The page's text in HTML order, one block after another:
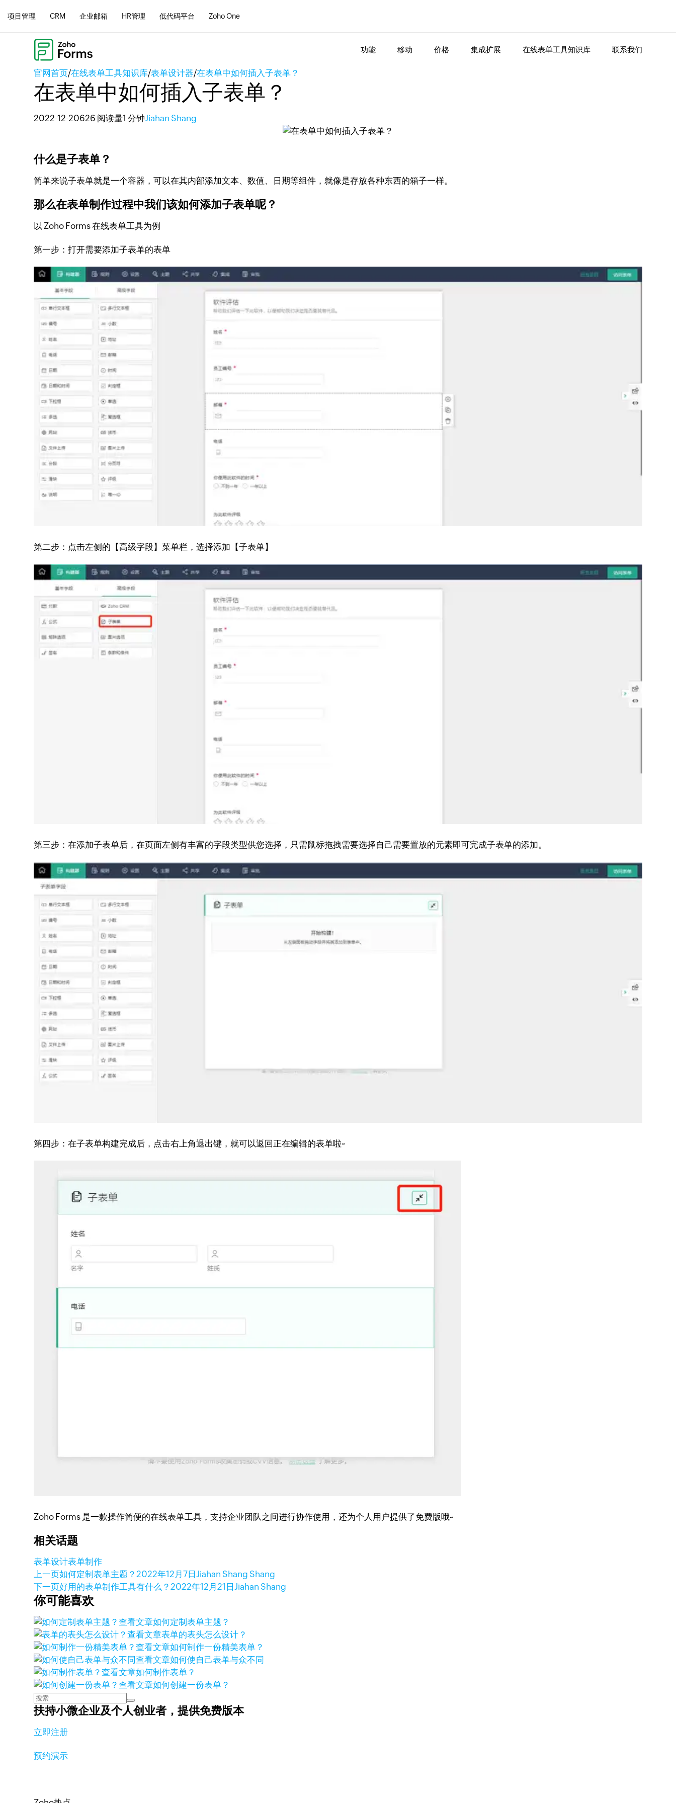
项目管理 CRM 企业邮箱 HR管理 低代码平台 Zoho One
功能 移动 价格 集成扩展 在线表单工具知识库 联系我们
官网首页/在线表单工具知识库/表单设计器/在表单中如何插入子表单？
在表单中如何插入子表单？
2022-12-20626 阅读量1 分钟Jiahan Shang
什么是子表单？
简单来说子表单就是一个容器，可以在其内部添加文本、数值、日期等组件，就像是存放各种东西的箱子一样。
那么在表单制作过程中我们该如何添加子表单呢？
以 Zoho Forms 在线表单工具为例
第一步：打开需要添加子表单的表单
第二步： 点击左侧的【高级字段】菜单栏，选择添加【子表单】
第三步：在添加子表单后，在页面左侧有丰富的字段类型供您选择，只需鼠标拖拽需要选择自己需要置放的元素即可完成子表单的添加。
第四步：在子表单构建完成后，点击右上角退出键，就可以返回正在编辑的表单啦~
Zoho Forms 是一款操作简便的在线表单工具，支持企业团队之间进行协作使用，还为个人用户提供了免费版哦~
相关话题
表单设计表单制作
上一页如何定制表单主题？ 2022年12月7日Jiahan Shang Shang
下一页好用的表单制作工具有什么？ 2022年12月21日Jiahan Shang
你可能喜欢
查看文章如何定制表单主题？
查看文章表单的表头怎么设计？
查看文章如何制作一份精美表单？
查看文章如何使自己表单与众不同
查看文章如何制作表单？
查看文章如何创建一份表单？
扶持小微企业及个人创业者，提供免费版本
立即注册
预约演示